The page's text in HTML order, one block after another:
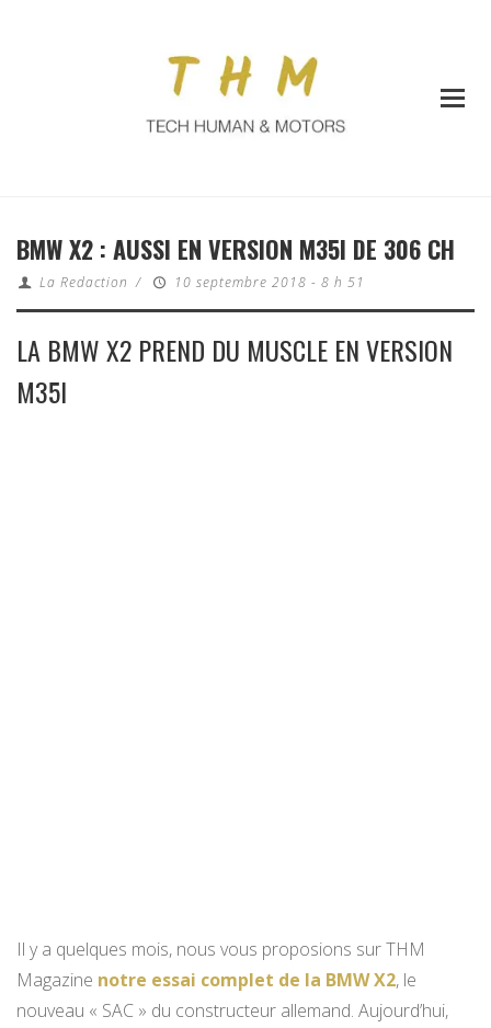
BMW X2 : AUSSI EN VERSION M35I DE 306 CH
La Redaction / 10 septembre 2018 - 8 h 51
LA BMW X2 PREND DU MUSCLE EN VERSION
M35I
Il y a quelques mois, nous vous proposions sur THM
Magazine notre essai complet de la BMW X2, le
nouveau « SAC » du constructeur allemand. Aujourd’hui,